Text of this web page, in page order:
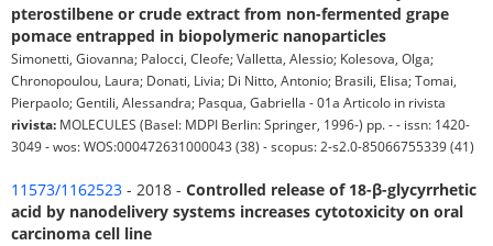
pterostilbene or crude extract from non-fermented grape
pomace entrapped in biopolymeric nanoparticles
Simonetti, Giovanna; Palocci, Cleofe; Valletta, Alessio; Kolesova, Olga;
Chronopoulou, Laura; Donati, Livia; Di Nitto, Antonio; Brasili, Elisa; Tomai,
Pierpaolo; Gentili, Alessandra; Pasqua, Gabriella - 01a Articolo in rivista
rivista: MOLECULES (Basel: MDPI Berlin: Springer, 1996-) pp. - - issn: 1420-
3049 - wos: WOS:000472631000043 (38) - scopus: 2-s2.0-85066755339 (41)
11573/1162523 - 2018 - Controlled release of 18-β-glycyrrhetic
acid by nanodelivery systems increases cytotoxicity on oral
carcinoma cell line